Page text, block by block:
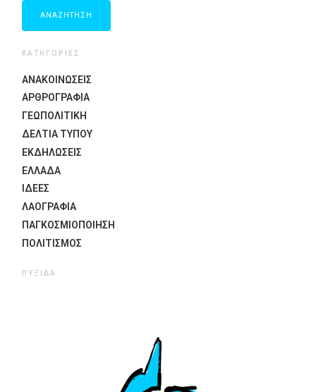
ΚΑΤΗΓΟΡΙΕΣ
ΑΝΑΚΟΙΝΩΣΕΙΣ
ΑΡΘΡΟΓΡΑΦΙΑ
ΓΕΩΠΟΛΙΤΙΚΗ
ΔΕΛΤΙΑ ΤΥΠΟΥ
ΕΚΔΗΛΏΣΕΙΣ
ΕΛΛΑΔΑ
ΙΔΈΕΣ
ΛΑΟΓΡΑΦΊΑ
ΠΑΓΚΟΣΜΙΟΠΟΊΗΣΗ
ΠΟΛΙΤΙΣΜΟΣ
ΠΥΞΊΔΑ